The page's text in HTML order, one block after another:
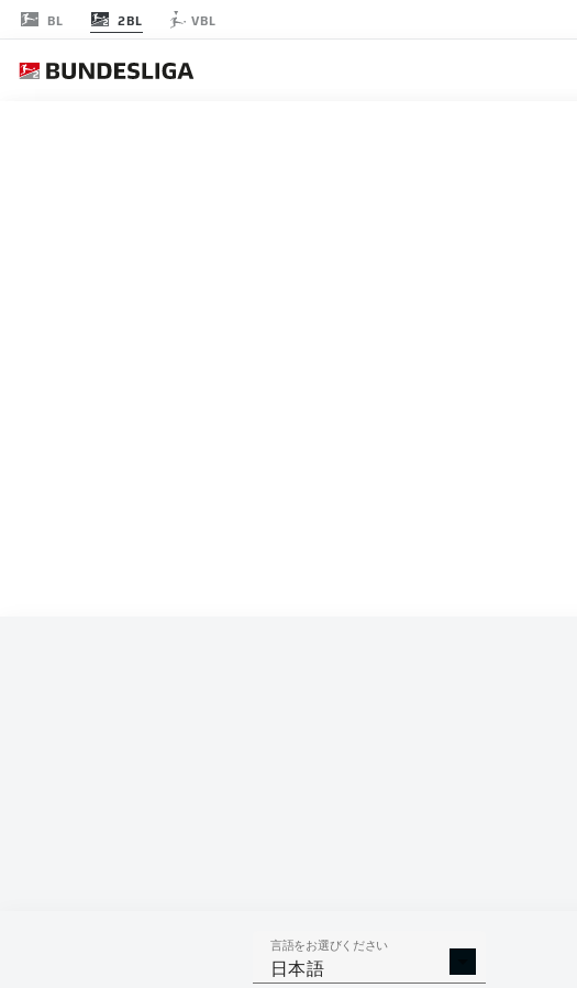
BL 2BL VBL
言語をお選びください
日本語